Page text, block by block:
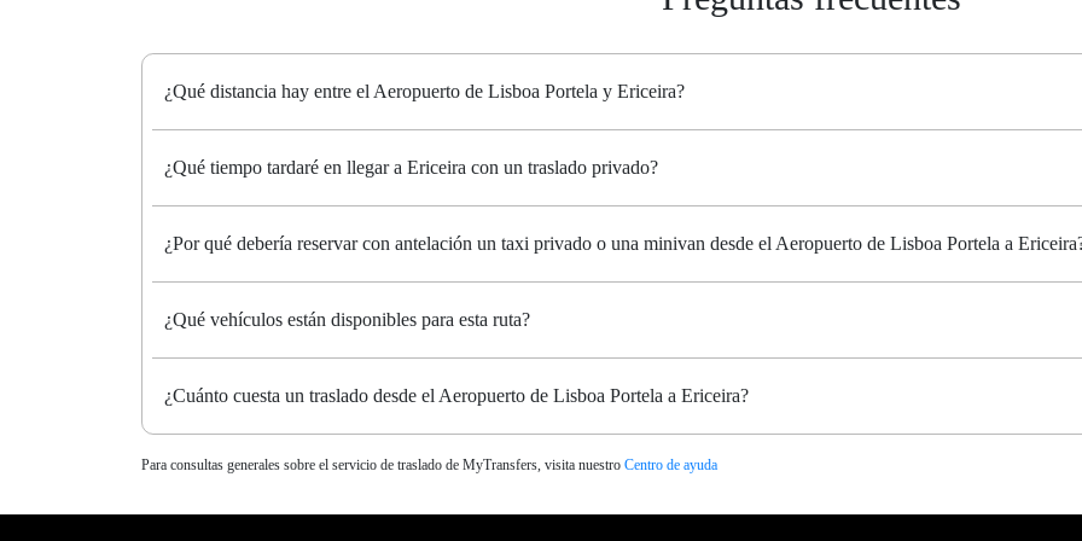
¿Qué distancia hay entre el Aeropuerto de Lisboa Portela y Ericeira?
¿Qué tiempo tardaré en llegar a Ericeira con un traslado privado?
¿Por qué debería reservar con antelación un taxi privado o una minivan desde el Aeropuerto de Lisboa Portela a
¿Qué vehículos están disponibles para esta ruta?
¿Cuánto cuesta un traslado desde el Aeropuerto de Lisboa Portela a Ericeira?
Para consultas generales sobre el servicio de traslado de MyTransfers, visita nuestro Centro de ayuda